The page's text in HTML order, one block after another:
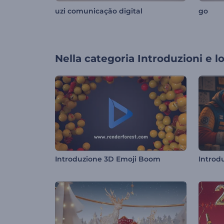
uzi comunicação digital go
Nella categoria Introduzioni e
Introduzione 3D Emoji Boom